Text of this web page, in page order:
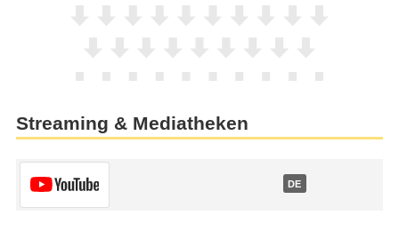
Streaming & Mediatheken
DE